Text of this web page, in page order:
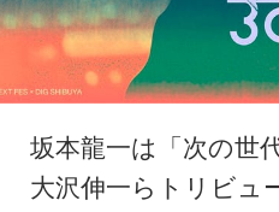
坂本龍一は「次の世
大沢伸一らトリビュ